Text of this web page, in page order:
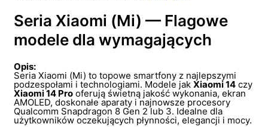
Seria Xiaomi (Mi) — Flagowe
modele dla wymagających
Opis:
Seria Xiaomi (Mi) to topowe smartfony z najlepszymi
podzespołami i technologiami. Modele jak Xiaomi 14 czy
Xiaomi 14 Pro oferują świetną jakość wykonania, ekran
AMOLED, doskonałe aparaty i najnowsze procesory
Qualcomm Snapdragon 8 Gen 2 lub 3. Idealne dla
użytkowników oczekujących płynności, elegancji i mocy.